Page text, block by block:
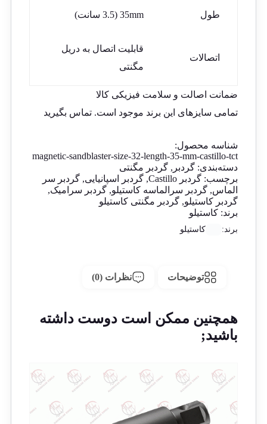
طول 35mm (3.5 سانت)
اتصالات
قابلیت اتصال به دریل
مگنتی
ضمانت اصالت و سلامت فیزیکی کالا
تمامی سایزهای این برند موجود است. تماس بگیرید
شناسه محصول:
magnetic-sandblaster-size-32-length-35-mm-castillo-tct
دسته‌بندی: گردبر , گردبر مگنتی
برچسب: گردبر Castillo , گردبر اسپانیایی, گردبر سر
الماس, گردبر سرالماسه کاستیلو, گردبر سرامیک,
گردبر کاستیلو, گردبر مگنتی کاستیلو
برند: کاستیلو
برند: کاستیلو
توضیحات نظرات (0)
همچنین ممکن است دوست داشته
باشید;